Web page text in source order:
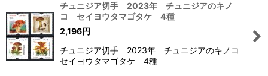
チュニジア切手 2023年 チュニジアのキノ
コ セイヨウタマゴタケ 4種
2,196円
チュニジア切手 2023年 チュニジアのキノコ
セイヨウタマゴタケ 4種